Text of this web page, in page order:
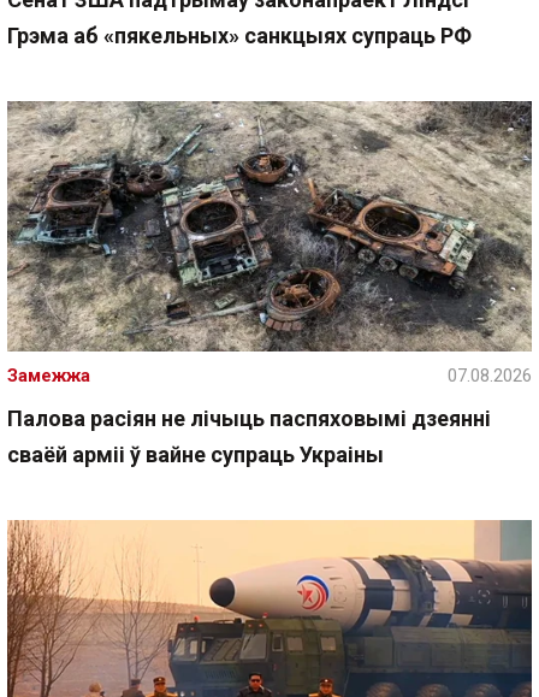
Грэма аб «пякельных» санкцыях супраць РФ
Палова расіян не лічыць паспяховымі дзеянні
сваёй арміі ў вайне супраць Украіны
Замежжа 07.08.2026